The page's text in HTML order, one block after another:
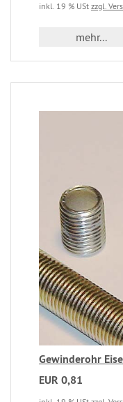
inkl. 19 % USt zzgl.
mehr...
Gewinderohr
EUR 0,81